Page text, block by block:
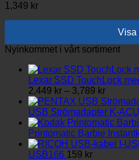
1,349 kr
Visa
Nyinkommet i vårt sortiment
Lexar SSD TouchLock
2,449 kr – 3,789 kr
2,449 kr
till
3,789 kr
USB Strömadapter K-
Printomatic Barbie
USB166 159 kr